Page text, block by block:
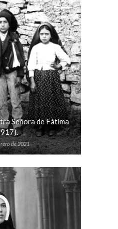
Señora de Fátima
de 2021